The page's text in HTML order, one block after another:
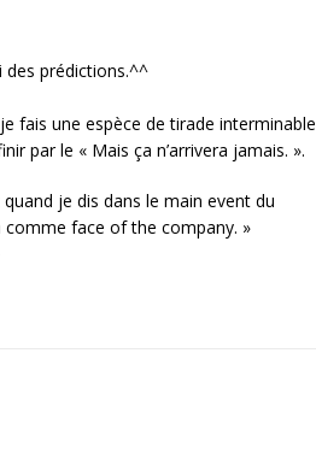
des prédictions.^^
fais une espèce de tirade interminable
par le « Mais ça n’arrivera jamais. ».
quand je dis dans le main event du
comme face of the company. »